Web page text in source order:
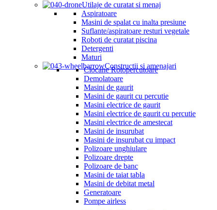
Utilaje de curatat si menaj
Aspiratoare
Masini de spalat cu inalta presiune
Suflante/aspiratoare resturi vegetale
Roboti de curatat piscina
Detergenti
Maturi
Constructii si amenajari
Ciocane Rotopercutoare
Demolatoare
Masini de gaurit
Masini de gaurit cu percutie
Masini electrice de gaurit
Masini electrice de gaurit cu percutie
Masini electrice de amestecat
Masini de insurubat
Masini de insurubat cu impact
Polizoare unghiulare
Polizoare drepte
Polizoare de banc
Masini de taiat tabla
Masini de debitat metal
Generatoare
Pompe airless